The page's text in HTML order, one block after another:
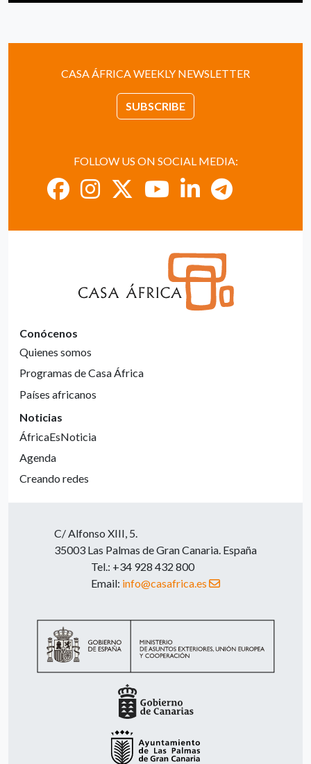
CASA ÁFRICA WEEKLY NEWSLETTER
SUBSCRIBE
FOLLOW US ON SOCIAL MEDIA:
Conócenos
Quienes somos
Programas de Casa África
Países africanos
Noticias
ÁfricaEsNoticia
Agenda
Creando redes
C/ Alfonso XIII, 5.
35003 Las Palmas de Gran Canaria. España
Tel.: +34 928 432 800
Email: info@casafrica.es